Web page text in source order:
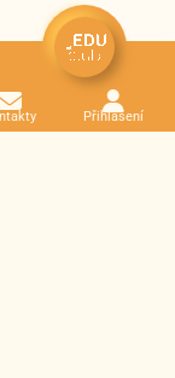
Přihlášení